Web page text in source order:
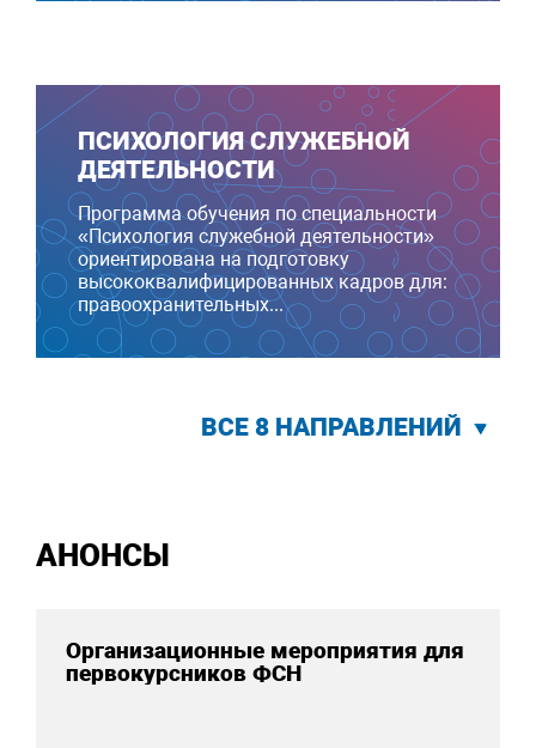
ПСИХОЛОГИЯ СЛУЖЕБНОЙ
ДЕЯТЕЛЬНОСТИ
Программа обучения по специальности
«Психология служебной деятельности»
ориентирована на подготовку
высококвалифицированных кадров для:
правоохранительных...
ВСЕ 8 НАПРАВЛЕНИЙ
АНОНСЫ
Организационные мероприятия для
первокурсников ФСН